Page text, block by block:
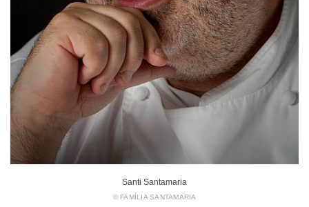
Santi Santamaria
© FAMÍLIA SANTAMARIA